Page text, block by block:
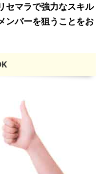
セマラで強力なスキル
ンバーを狙うことをお